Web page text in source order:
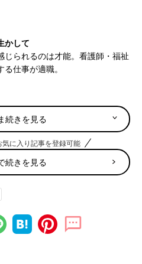
かして
られるのは才能。看護師・福祉
仕事が適職。
ん
面も。ママがドンとかまえて「肝
るでしょう。
続きを見る
に入り記事を登録可能
続きを見る